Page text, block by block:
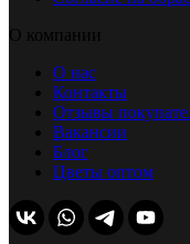
О компании
О нас
Контакты
Отзывы
Вакансии
Блог
Цветы оптом